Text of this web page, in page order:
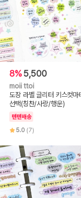
8% 5,500
moii ttoi
도장 라벨 글리터 키스컷마
선택(칭찬/사랑/행운)
텐텐배송
5.0 (7)